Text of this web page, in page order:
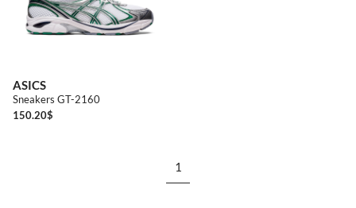
ASICS
Sneakers GT-2160
150.20$
1